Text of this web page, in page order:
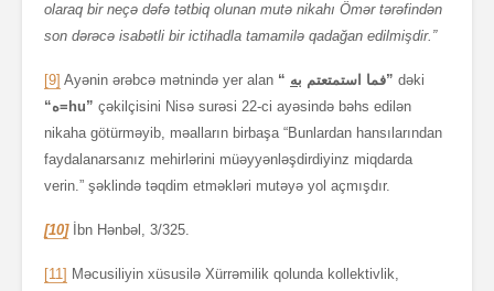
olaraq bir neçə dəfə tətbiq olunan mutə nikahı Ömər tərəfindən
son dərəcə isabətli bir ictihadla tamamilə qadağan edilmişdir.”
[9] Ayənin ərəbcə mətnində yer alan “ فما استمتعتم به ” dəki
“ه=hu” çəkilçisini Nisə surəsi 22-ci ayəsində bəhs edilən
nikaha götürməyib, məalların birbaşa “Bunlardan hansılarından
faydalanarsanız mehirlərini müəyyənləşdirdiyinz miqdarda
verin.” şəklində təqdim etməkləri mutəyə yol açmışdır.
[10]İbn Hənbəl, 3/325.
[11] Məcusiliyin xüsusilə Xürrəmilik qolunda kollektivlik,